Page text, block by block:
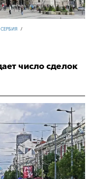
СЕРБИЯ /
число сделок